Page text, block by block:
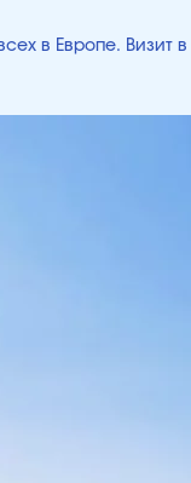
в Европе. Визит